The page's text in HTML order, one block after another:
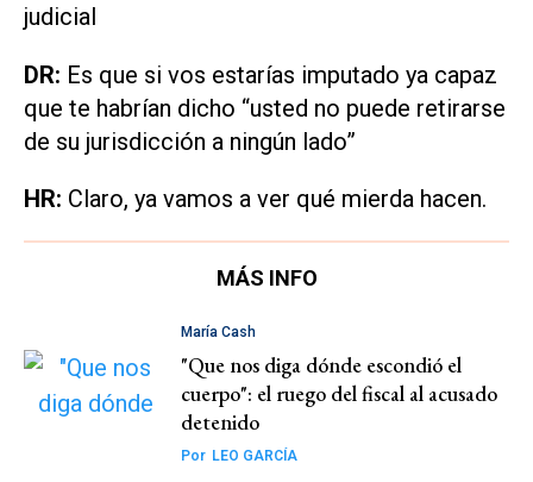
judicial
DR: Es que si vos estarías imputado ya capaz
que te habrían dicho “usted no puede retirarse
de su jurisdicción a ningún lado”
HR: Claro, ya vamos a ver qué mierda hacen.
MÁS INFO
María Cash
"Que nos diga dónde escondió el
cuerpo": el ruego del fiscal al acusado
detenido
Por LEO GARCÍA